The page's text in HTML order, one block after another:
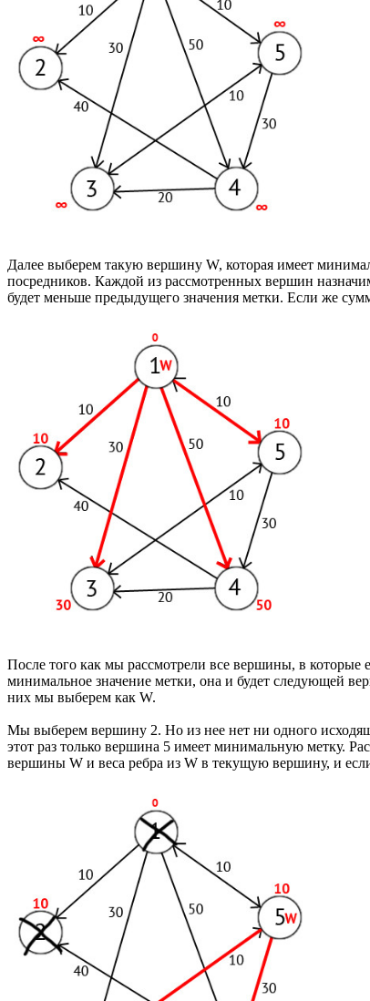
Далее выберем такую вершину W, которая имеет
посредников. Каждой из рассмотренных вершин
будет меньше предыдущего значения метки. Если же
После того как мы рассмотрели все вершины, в
минимальное значение метки, она и будет следующей
них мы выберем как W.
Мы выберем вершину 2. Но из нее нет ни одного
этот раз только вершина 5 имеет минимальную метку.
вершины W и веса ребра из W в текущую вершину, и